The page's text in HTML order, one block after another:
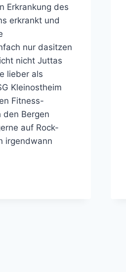
Erkrankung des
erkrankt und
nur dasitzen
nicht Juttas
lieber als
Kleinostheim
Fitness-
den Bergen
auf Rock-
irgendwann